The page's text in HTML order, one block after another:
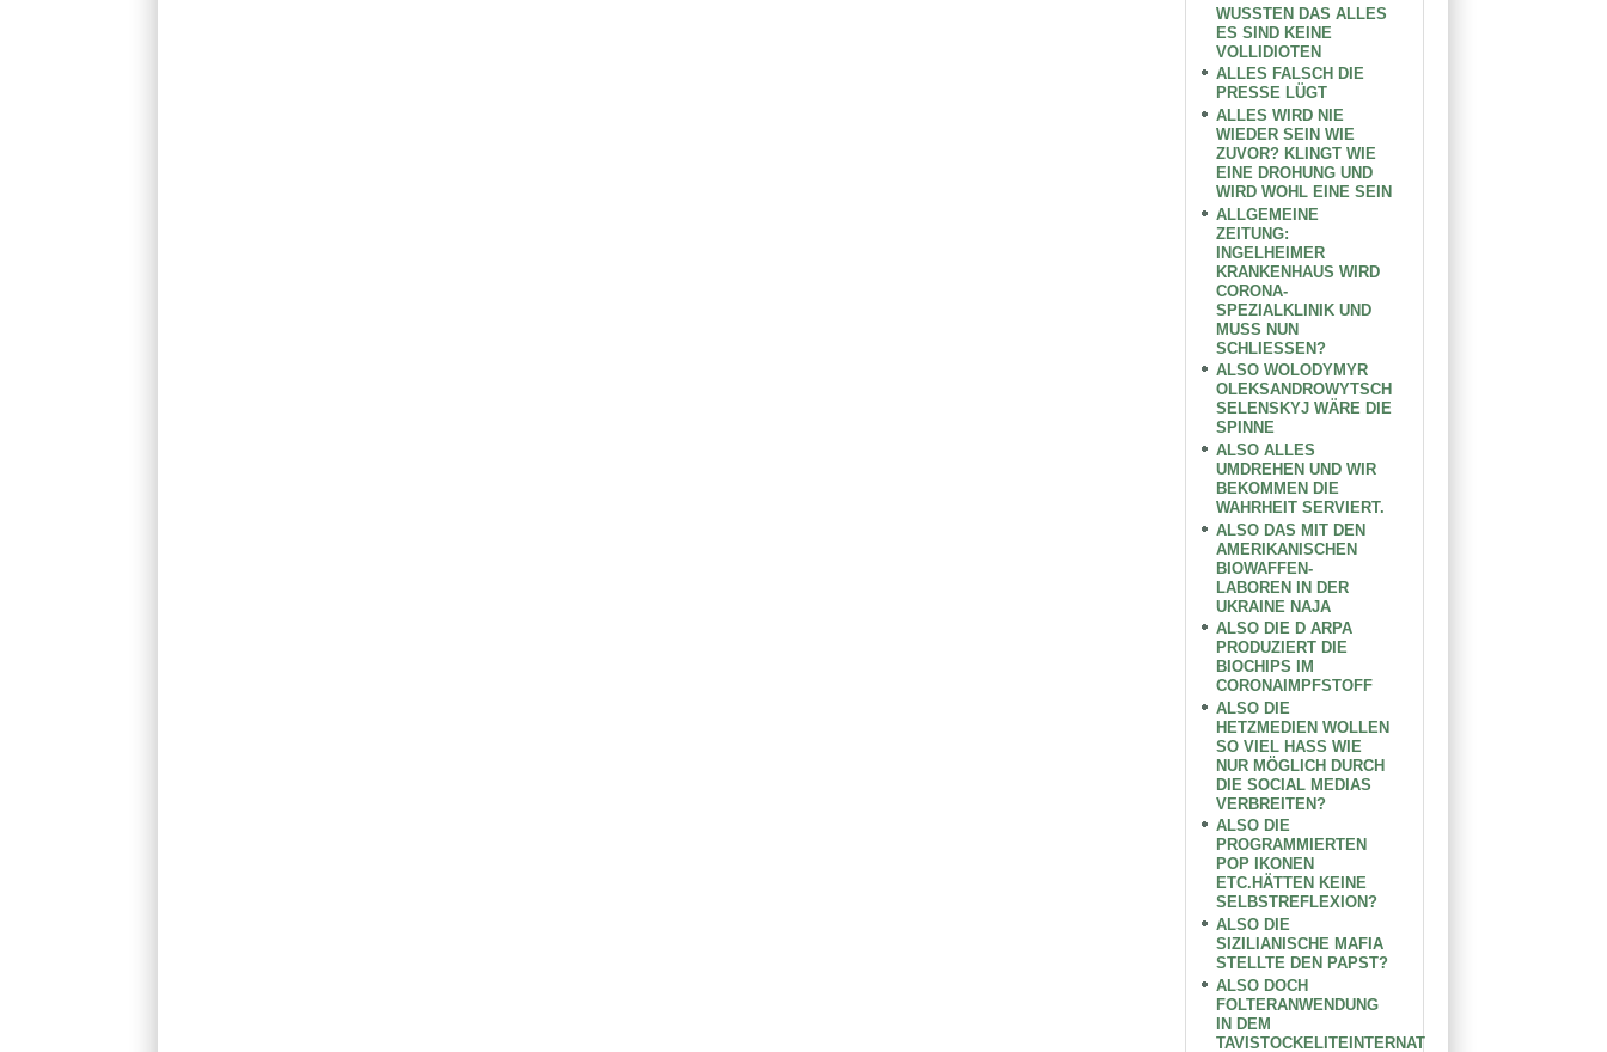
WUSSTEN DAS ALLES
ES SIND KEINE
VOLLIDIOTEN
ALLES FALSCH DIE
PRESSE LÜGT
ALLES WIRD NIE
WIEDER SEIN WIE
ZUVOR? KLINGT WIE
EINE DROHUNG UND
WIRD WOHL EINE SEIN
ALLGEMEINE
ZEITUNG:
INGELHEIMER
KRANKENHAUS WIRD
CORONA-
SPEZIALKLINIK UND
MUSS NUN
SCHLIESSEN?
ALSO WOLODYMYR
OLEKSANDROWYTSCH
SELENSKYJ WÄRE DIE
SPINNE
ALSO ALLES
UMDREHEN UND WIR
BEKOMMEN DIE
WAHRHEIT SERVIERT.
ALSO DAS MIT DEN
AMERIKANISCHEN
BIOWAFFEN-
LABOREN IN DER
UKRAINE NAJA
ALSO DIE D ARPA
PRODUZIERT DIE
BIOCHIPS IM
CORONAIMPFSTOFF
ALSO DIE
HETZMEDIEN WOLLEN
SO VIEL HASS WIE
NUR MÖGLICH DURCH
DIE SOCIAL MEDIAS
VERBREITEN?
ALSO DIE
PROGRAMMIERTEN
POP IKONEN
ETC.HÄTTEN KEINE
SELBSTREFLEXION?
ALSO DIE
SIZILIANISCHE MAFIA
STELLTE DEN PAPST?
ALSO DOCH
FOLTERANWENDUNG
IN DEM
TAVISTOCKELITEINTERNAT